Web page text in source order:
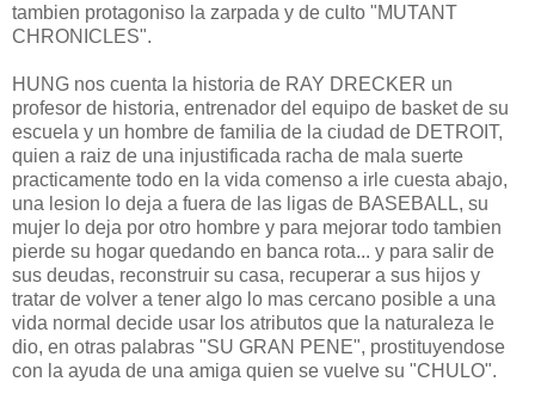
tambien protagoniso la zarpada y de culto "MUTANT
CHRONICLES".
HUNG nos cuenta la historia de RAY DRECKER un
profesor de historia, entrenador del equipo de basket de su
escuela y un hombre de familia de la ciudad de DETROIT,
quien a raiz de una injustificada racha de mala suerte
practicamente todo en la vida comenso a irle cuesta abajo,
una lesion lo deja a fuera de las ligas de BASEBALL, su
mujer lo deja por otro hombre y para mejorar todo tambien
pierde su hogar quedando en banca rota... y para salir de
sus deudas, reconstruir su casa, recuperar a sus hijos y
tratar de volver a tener algo lo mas cercano posible a una
vida normal decide usar los atributos que la naturaleza le
dio, en otras palabras "SU GRAN PENE", prostituyendose
con la ayuda de una amiga quien se vuelve su "CHULO".